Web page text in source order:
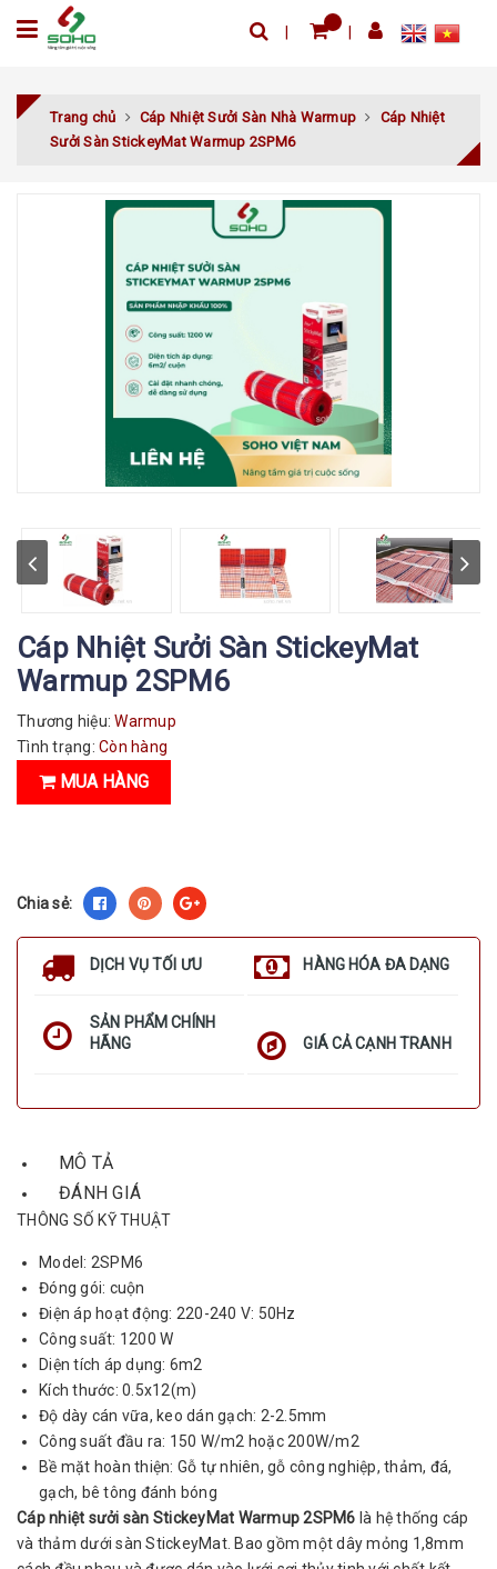
Trang chủ Cáp Nhiệt Sưởi Sàn Nhà Warmup
Cáp Nhiệt
Sưởi Sàn StickeyMat Warmup 2SPM6
Cáp Nhiệt Sưởi Sàn StickeyMat
Warmup 2SPM6
Thương hiệu: Warmup
Tình trạng: Còn hàng
MUA HÀNG
Chia sẻ:
DỊCH VỤ TỐI ƯU HÀNG HÓA ĐA DẠNG
SẢN PHẨM CHÍNH
HÃNG
GIÁ CẢ CẠNH TRANH
MÔ TẢ
ĐÁNH GIÁ
THÔNG SỐ KỸ THUẬT
Model: 2SPM6
Đóng gói: cuộn
Điện áp hoạt động: 220-240 V: 50Hz
Công suất: 1200 W
Diện tích áp dụng: 6m2
Kích thước: 0.5x12(m)
Độ dày cán vữa, keo dán gạch: 2-2.5mm
Công suất đầu ra: 150 W/m2 hoặc 200W/m2
Bề mặt hoàn thiện: Gỗ tự nhiên, gỗ công nghiệp, thảm, đá,
gạch, bê tông đánh bóng
Cáp nhiệt sưởi sàn StickeyMat Warmup2SPM6 là hệ thống cáp
và thảm dưới sàn StickeyMat. Bao gồm một dây mỏng 1,8mm